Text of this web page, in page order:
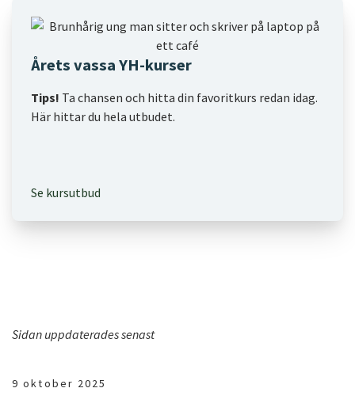
Årets vassa YH-kurser
Tips! Ta chansen och hitta din favoritkurs redan idag.
Här hittar du hela utbudet.
Se kursutbud
Sidan uppdaterades senast
9 oktober 2025